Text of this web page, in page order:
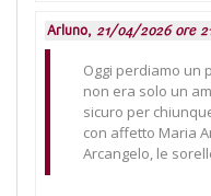
Arluno, 21/04/2026 ore
Oggi perdiamo un
non era solo un
sicuro per
con affetto Maria
Arcangelo, le